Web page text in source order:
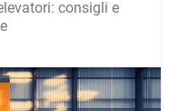
consigli e